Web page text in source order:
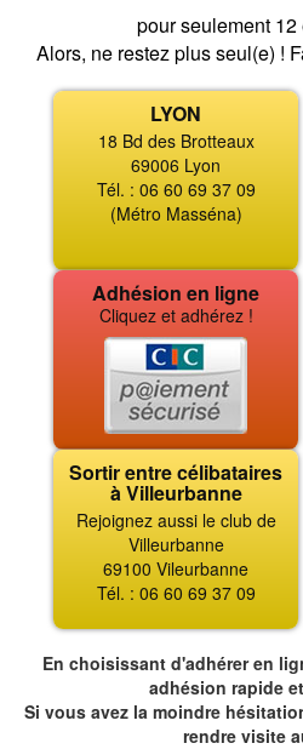
pour seulement 12
Alors, ne restez plus seul(e) !
LYON
18 Bd des Brotteaux
69006 Lyon
Tél. : 06 60 69 37 09
(Métro Masséna)
Adhésion en ligne
Cliquez et adhérez !
Sortir entre célibataires
à Villeurbanne
Rejoignez aussi le club de
Villeurbanne
69100 Vileurbanne
Tél. : 06 60 69 37 09
En choisissant d'adhérer en
adhésion rapide
Si vous avez la moindre
rendre visite